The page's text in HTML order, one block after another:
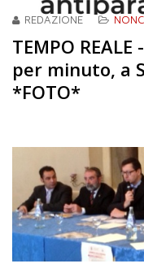
REDAZIONE
TEMPO
per minuto, a
*FOTO*